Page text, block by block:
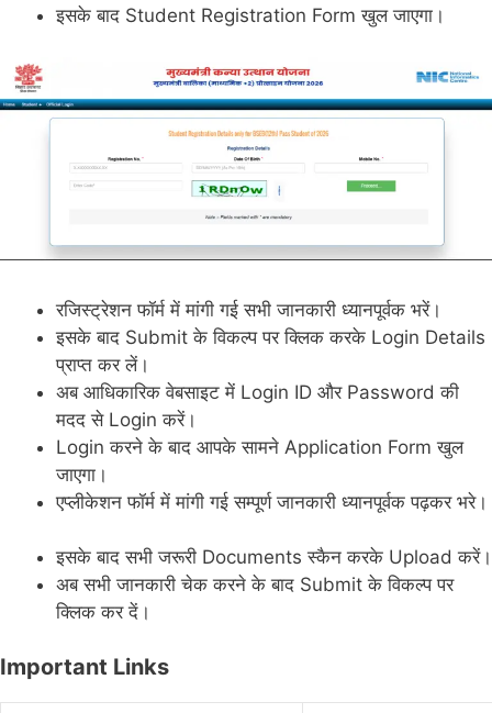
इसके बाद Student Registration Form खुल जाएगा।
रजिस्ट्रेशन फॉर्म में मांगी गई सभी जानकारी ध्यानपूर्वक भरें।
इसके बाद Submit के विकल्प पर क्लिक करके Login Details
प्राप्त कर लें।
अब आधिकारिक वेबसाइट में Login ID और Password की
मदद से Login करें।
Login करने के बाद आपके सामने Application Form खुल
जाएगा।
एप्लीकेशन फॉर्म में मांगी गई सम्पूर्ण जानकारी ध्यानपूर्वक पढ़कर भरे।
इसके बाद सभी जरूरी Documents स्कैन करके Upload करें।
अब सभी जानकारी चेक करने के बाद Submit के विकल्प पर
क्लिक कर दें।
Important Links